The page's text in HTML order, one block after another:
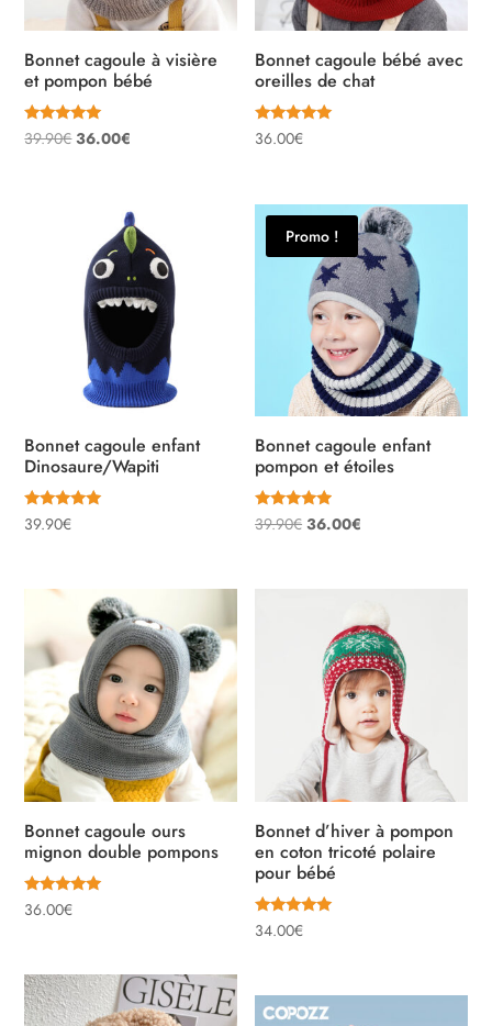
Bonnet cagoule à visière
et pompon bébé
Note
4.80
39.90€Le
39.90€.
36.00€
est :
36.00€.
Bonnet cagoule bébé avec
oreilles de chat
Note
5.00
36.00€
Bonnet cagoule enfant
Dinosaure/Wapiti
Note
5.00
39.90€
Promo !
Bonnet cagoule enfant
pompon et étoiles
Note
4.75
39.90€ Le
39.90€.
36.00€
est :
36.00€.
Bonnet cagoule ours
mignon double pompons
Note
5.00
36.00€
Bonnet d’hiver à pompon
en coton tricoté polaire
pour bébé
Note
5.00
34.00€